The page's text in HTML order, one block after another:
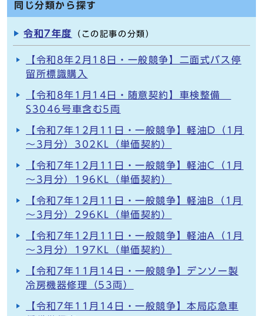
同じ分類から探す
令和7年度 （この記事の分類）
【令和8年2月18日・一般競争】二面式バス停
留所標識購入
【令和8年1月14日・随意契約】車検整備
S3046号車含む5両
【令和7年12月11日・一般競争】軽油D（1月
～3月分）302KL（単価契約）
【令和7年12月11日・一般競争】軽油C（1月
～3月分）196KL（単価契約）
【令和7年12月11日・一般競争】軽油B（1月
～3月分）296KL（単価契約）
【令和7年12月11日・一般競争】軽油A（1月
～3月分）197KL（単価契約）
【令和7年11月14日・一般競争】デンソー製
冷房機器修理（53両）
【令和7年11月14日・一般競争】本局応急車